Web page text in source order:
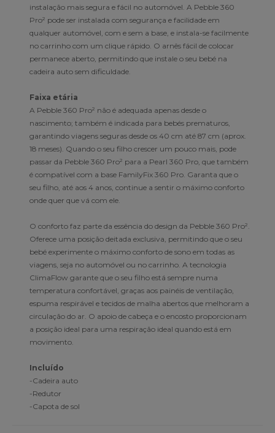
instalação mais segura e fácil no automóvel. A Pebble 360
Pro² pode ser instalada com segurança e facilidade em
qualquer automóvel, com e sem a base, e instala-se facilmente
no carrinho com um clique rápido. O arnês fácil de colocar
permanece aberto, permitindo que instale o seu bebé na
cadeira auto sem dificuldade.
Faixa etária
A Pebble 360 Pro² não é adequada apenas desde o
nascimento; também é indicada para bebés prematuros,
garantindo viagens seguras desde os 40 cm até 87 cm (aprox.
18 meses). Quando o seu filho crescer um pouco mais, pode
passar da Pebble 360 Pro² para a Pearl 360 Pro, que também
é compatível com a base FamilyFix 360 Pro. Garanta que o
seu filho, até aos 4 anos, continue a sentir o máximo conforto
onde quer que vá com ele.
O conforto faz parte da essência do design da Pebble 360 Pro².
Oferece uma posição deitada exclusiva, permitindo que o seu
bebé experimente o máximo conforto de sono em todas as
viagens, seja no automóvel ou no carrinho. A tecnologia
ClimaFlow garante que o seu filho está sempre numa
temperatura confortável, graças aos painéis de ventilação,
espuma respirável e tecidos de malha abertos que melhoram a
circulação do ar. O apoio de cabeça e o encosto proporcionam
a posição ideal para uma respiração ideal quando está em
movimento.
Incluído
-Cadeira auto
-Redutor
-Capota de sol